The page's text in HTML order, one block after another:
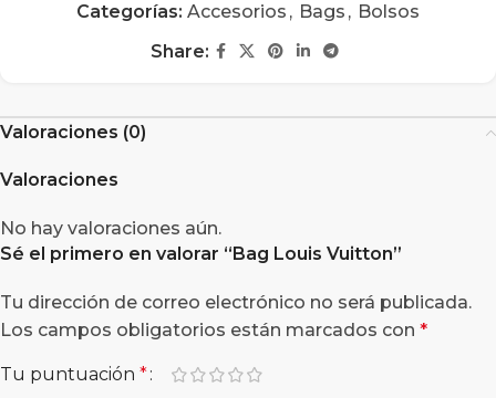
Categorías: Accesorios , Bags , Bolsos
Share:
Valoraciones (0)
Valoraciones
No hay valoraciones aún.
Sé el primero en valorar “ Bag Louis Vuitton”
Tu dirección de correo electrónico no será publicada.
Los campos obligatorios están marcados con *
Tu puntuación *